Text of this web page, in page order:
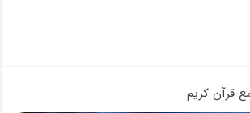
قرآن کریم